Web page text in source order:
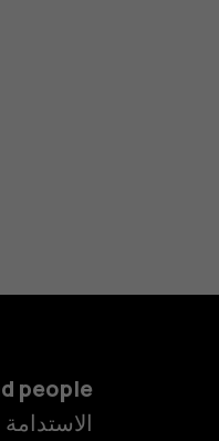
people
الاستدامة